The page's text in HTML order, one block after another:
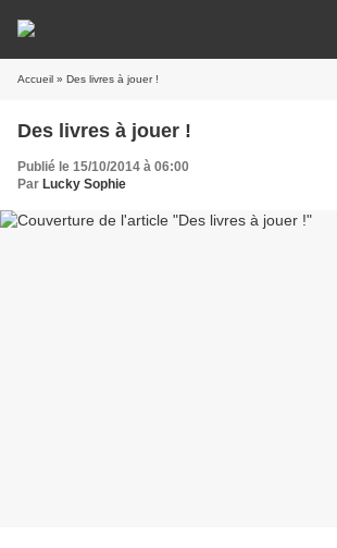
Accueil » Des livres à jouer !
Des livres à jouer !
Publié le 15/10/2014 à 06:00
Par Lucky Sophie